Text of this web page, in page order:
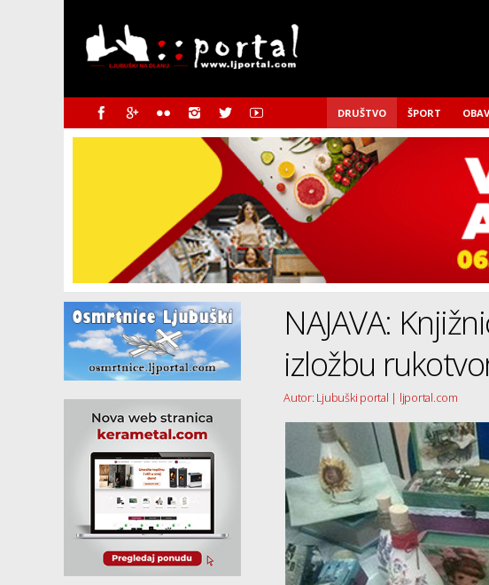
DRUŠTVO ŠPORT
NAJAVA:
izložbu
Autor: Ljubuški portal | ljportal.com